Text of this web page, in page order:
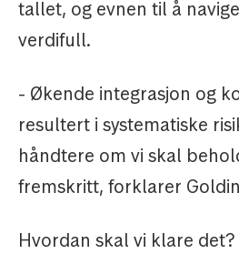
tallet, og evnen til å
verdifull.
- Økende integrasjon og
resultert i systematiske
håndtere om vi skal
fremskritt, forklarer
Hvordan skal vi klare